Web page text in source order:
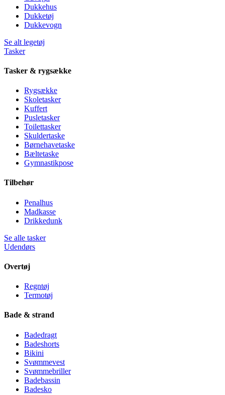
Dukkehus
Dukketøj
Dukkevogn
Se alt legetøj
Tasker
Tasker & rygsække
Rygsække
Skoletasker
Kuffert
Pusletasker
Toilettasker
Skuldertaske
Børnehavetaske
Bæltetaske
Gymnastikpose
Tilbehør
Penalhus
Madkasse
Drikkedunk
Se alle tasker
Udendørs
Overtøj
Regntøj
Termotøj
Bade & strand
Badedragt
Badeshorts
Bikini
Svømmevest
Svømmebriller
Badebassin
Badesko